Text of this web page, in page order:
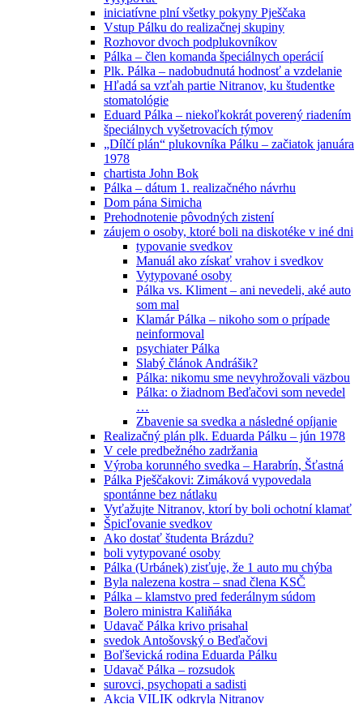
iniciatívne plní všetky pokyny Pješčaka
Vstup Pálku do realizačnej skupiny
Rozhovor dvoch podplukovníkov
Pálka – člen komanda špeciálnych operácií
Plk. Pálka – nadobudnutá hodnosť a vzdelanie
Hľadá sa vzťah partie Nitranov, ku študentke
stomatológie
Eduard Pálka – niekoľkokrát poverený riadením
špeciálnych vyšetrovacích týmov
„Dílčí plán“ plukovníka Pálku – začiatok januára
1978
chartista John Bok
Pálka – dátum 1. realizačného návrhu
Dom pána Simicha
Prehodnotenie pôvodných zistení
záujem o osoby, ktoré boli na diskotéke v iné dni
typovanie svedkov
Manuál ako získať vrahov i svedkov
Vytypované osoby
Pálka vs. Kliment – ani nevedeli, aké auto
som mal
Klamár Pálka – nikoho som o prípade
neinformoval
psychiater Pálka
Slabý článok Andrášik?
Pálka: nikomu sme nevyhrožovali väzbou
Pálka: o žiadnom Beďačovi som nevedel
…
Zbavenie sa svedka a následné opíjanie
Realizačný plán plk. Eduarda Pálku – jún 1978
V cele predbežného zadržania
Výroba korunného svedka – Harabrín, Šťastná
Pálka Pješčakovi: Zimáková vypovedala
spontánne bez nátlaku
Vyťažujte Nitranov, ktorí by boli ochotní klamať
Špicľovanie svedkov
Ako dostať študenta Brázdu?
boli vytypované osoby
Pálka (Urbánek) zisťuje, že 1 auto mu chýba
Byla nalezena kostra – snad člena KSČ
Pálka – klamstvo pred federálnym súdom
Bolero ministra Kaliňáka
Udavač Pálka krivo prisahal
svedok Antošovský o Beďačovi
Boľševická rodina Eduarda Pálku
Udavač Pálka – rozsudok
surovci, psychopati a sadisti
Akcia VILIK odkryla Nitranov